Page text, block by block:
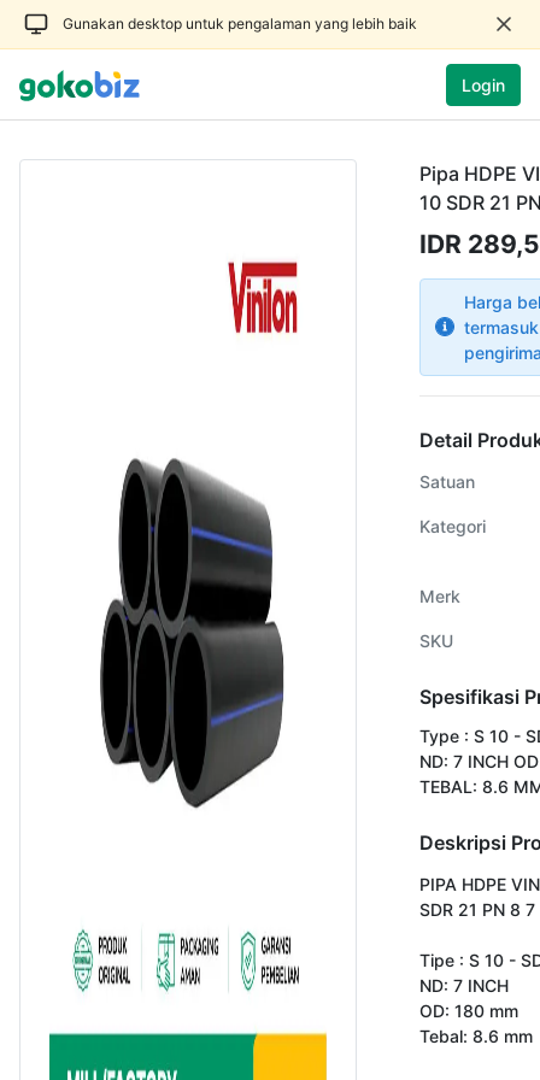
Gunakan desktop untuk pengalaman yang lebih baik
Login
Pipa HDPE
10 SDR 21
IDR
Harga
Detail
Satuan
Kategori
Merk
SKU
Spesifikasi
Type : S 10 -
ND: 7 INCH
TEBAL: 8.6
Deskripsi
PIPA HDPE
SDR 21 PN 8 7
Tipe : S 10 -
ND: 7 INCH
OD: 180 mm
Tebal: 8.6 mm